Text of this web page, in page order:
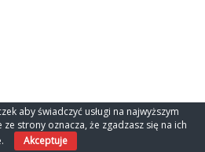
aby świadczyć usługi na najwyższym
strony oznacza, że zgadzasz się na ich
Akceptuje